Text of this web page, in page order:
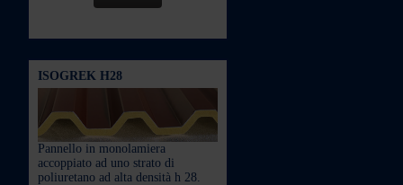
ISOGREK H28
Pannello in monolamiera
accoppiato ad uno strato di
poliuretano ad alta densità h 28.